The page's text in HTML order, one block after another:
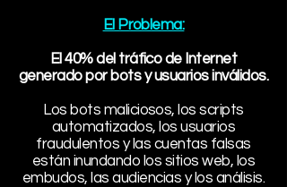
El Problema:
El 40% del tráfico de Internet
generado por bots y usuarios inválidos.
Los bots maliciosos, los scripts
automatizados, los usuarios
fraudulentos y las cuentas falsas
están inundando los sitios web, los
embudos, las audiencias y los análisis.